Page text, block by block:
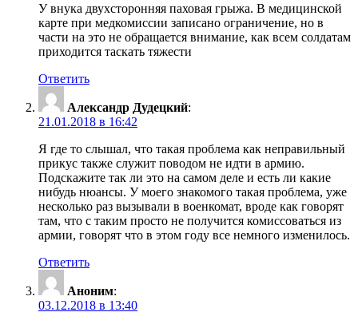
У внука двухсторонняя паховая грыжа. В медицинской
карте при медкомиссии записано ограничение, но в
части на это не обращается внимание, как всем солдатам
приходится таскать тяжести
Ответить
Александр Дудецкий:
21.01.2018 в 16:42
Я где то слышал, что такая проблема как неправильный
прикус также служит поводом не идти в армию.
Подскажите так ли это на самом деле и есть ли какие
нибудь нюансы. У моего знакомого такая проблема, уже
несколько раз вызывали в военкомат, вроде как говорят
там, что с таким просто не получится комиссоваться из
армии, говорят что в этом году все немного изменилось.
Ответить
Аноним:
03.12.2018 в 13:40